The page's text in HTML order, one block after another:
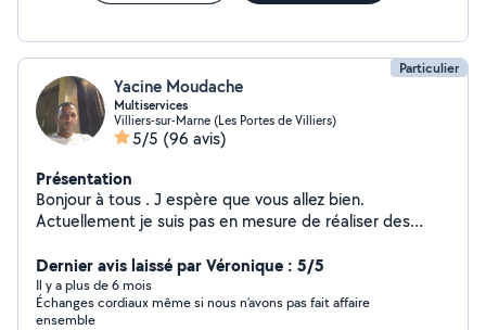
Particulier
Yacine Moudache
Multiservices
Villiers-sur-Marne (Les Portes de Villiers)
5/5 (96 avis)
Présentation
Bonjour à tous . J espère que vous allez bien.
Actuellement je suis pas en mesure de réaliser des
Dernier avis laissé par Véronique : 5/5
Il y a plus de 6 mois
Échanges cordiaux même si nous n’avons pas fait affaire
ensemble